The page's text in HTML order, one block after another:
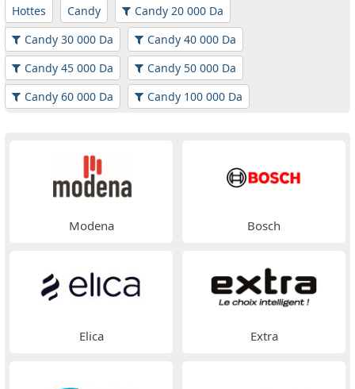
Hottes Candy
Candy 20 000 Da
Candy 30 000 Da
Candy 40 000 Da
Candy 45 000 Da
Candy 50 000 Da
Candy 60 000 Da
Candy 100 000 Da
Modena Bosch
Elica Extra